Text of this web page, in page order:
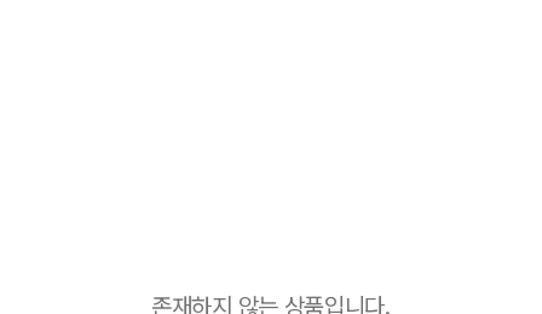
존재하지 않는 상품입니다.